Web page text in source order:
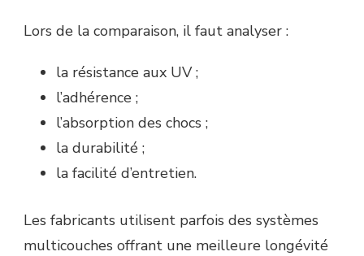
Lors de la comparaison, il faut analyser :
la résistance aux UV ;
l’adhérence ;
l’absorption des chocs ;
la durabilité ;
la facilité d’entretien.
Les fabricants utilisent parfois des systèmes
multicouches offrant une meilleure longévité